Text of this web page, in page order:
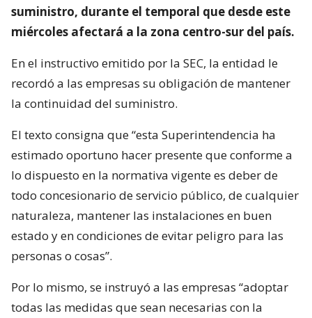
suministro, durante el temporal que desde este
miércoles afectará a la zona centro-sur del país.
En el instructivo emitido por la SEC, la entidad le
recordó a las empresas su obligación de mantener
la continuidad del suministro.
El texto consigna que “esta Superintendencia ha
estimado oportuno hacer presente que conforme a
lo dispuesto en la normativa vigente es deber de
todo concesionario de servicio público, de cualquier
naturaleza, mantener las instalaciones en buen
estado y en condiciones de evitar peligro para las
personas o cosas”.
Por lo mismo, se instruyó a las empresas “adoptar
todas las medidas que sean necesarias con la